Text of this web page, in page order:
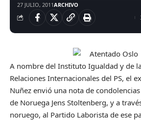
27 JULIO, 2011ARCHIVO
A nombre del Instituto Igualdad y de
Relaciones Internacionales del PS, el
Nuñez envió una nota de
de Noruega Jens Stoltenberg, y a
noruego, al Partido Laborista de ese